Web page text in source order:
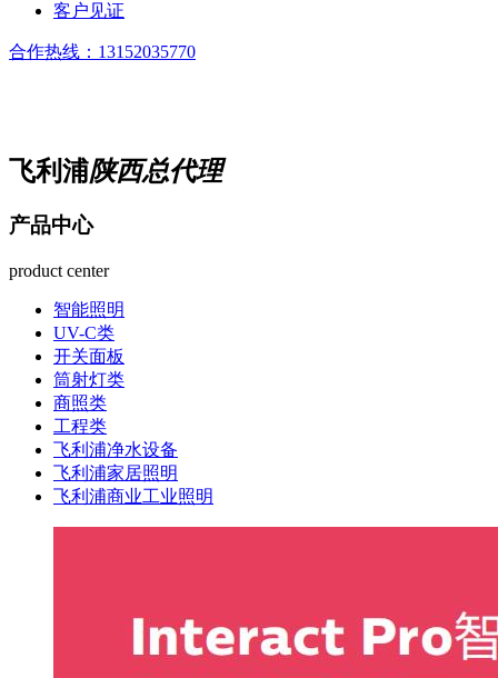
客户见证
合作热线： 13152035770
飞利浦陕西总代理
产品中心
product center
智能照明
UV-C类
开关面板
筒射灯类
商照类
工程类
飞利浦净水设备
飞利浦家居照明
飞利浦商业工业照明